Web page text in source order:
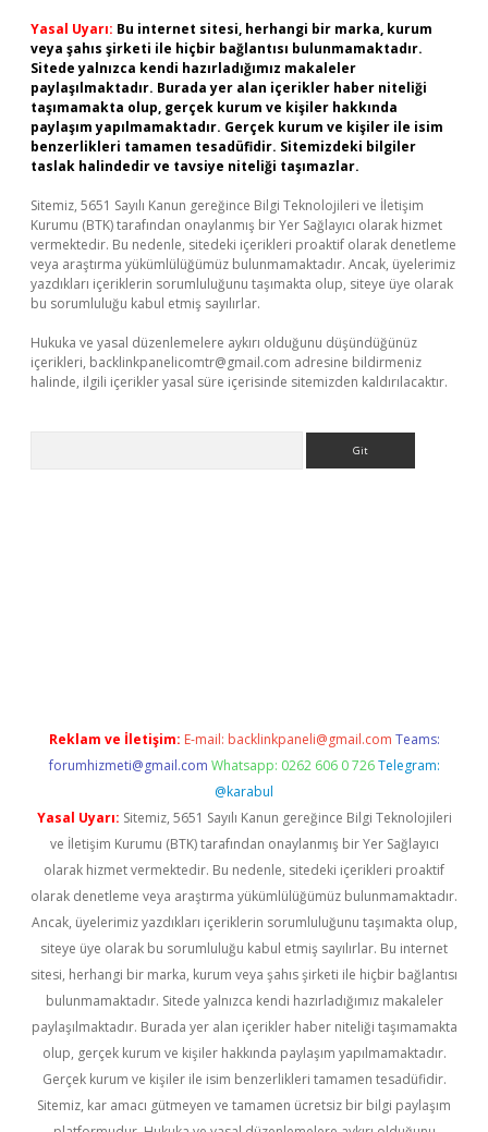
Yasal Uyarı: Bu internet sitesi, herhangi bir marka, kurum
veya şahıs şirketi ile hiçbir bağlantısı bulunmamaktadır.
Sitede yalnızca kendi hazırladığımız makaleler
paylaşılmaktadır. Burada yer alan içerikler haber niteliği
taşımamakta olup, gerçek kurum ve kişiler hakkında
paylaşım yapılmamaktadır. Gerçek kurum ve kişiler ile isim
benzerlikleri tamamen tesadüfidir. Sitemizdeki bilgiler
taslak halindedir ve tavsiye niteliği taşımazlar.
Sitemiz, 5651 Sayılı Kanun gereğince Bilgi Teknolojileri ve İletişim
Kurumu (BTK) tarafından onaylanmış bir Yer Sağlayıcı olarak hizmet
vermektedir. Bu nedenle, sitedeki içerikleri proaktif olarak denetleme
veya araştırma yükümlülüğümüz bulunmamaktadır. Ancak, üyelerimiz
yazdıkları içeriklerin sorumluluğunu taşımakta olup, siteye üye olarak
bu sorumluluğu kabul etmiş sayılırlar.
Hukuka ve yasal düzenlemelere aykırı olduğunu düşündüğünüz
içerikleri, backlinkpanelicomtr@gmail.com adresine bildirmeniz
halinde, ilgili içerikler yasal süre içerisinde sitemizden kaldırılacaktır.
Reklam ve İletişim: E-mail: backlinkpaneli@gmail.com Teams:
forumhizmeti@gmail.com Whatsapp: 0262 606 0 726 Telegram:
@karabul
Yasal Uyarı: Sitemiz, 5651 Sayılı Kanun gereğince Bilgi Teknolojileri
ve İletişim Kurumu (BTK) tarafından onaylanmış bir Yer Sağlayıcı
olarak hizmet vermektedir. Bu nedenle, sitedeki içerikleri proaktif
olarak denetleme veya araştırma yükümlülüğümüz bulunmamaktadır.
Ancak, üyelerimiz yazdıkları içeriklerin sorumluluğunu taşımakta olup,
siteye üye olarak bu sorumluluğu kabul etmiş sayılırlar. Bu internet
sitesi, herhangi bir marka, kurum veya şahıs şirketi ile hiçbir bağlantısı
bulunmamaktadır. Sitede yalnızca kendi hazırladığımız makaleler
paylaşılmaktadır. Burada yer alan içerikler haber niteliği taşımamakta
olup, gerçek kurum ve kişiler hakkında paylaşım yapılmamaktadır.
Gerçek kurum ve kişiler ile isim benzerlikleri tamamen tesadüfidir.
Sitemiz, kar amacı gütmeyen ve tamamen ücretsiz bir bilgi paylaşım